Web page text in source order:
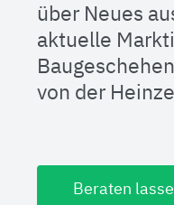
über Neues
aktuelle
von der
Beraten